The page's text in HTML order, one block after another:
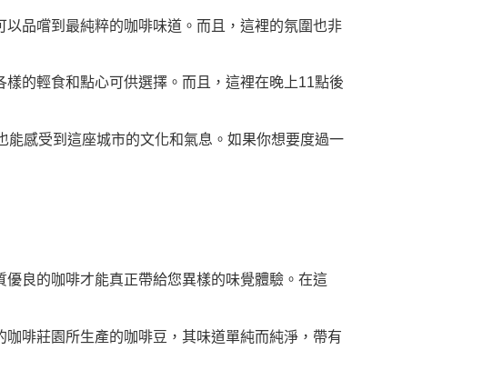
品嚐到最純粹的咖啡味道。而且，這裡的氛圍也非
的輕食和點心可供選擇。而且，這裡在晚上11點後
感受到這座城市的文化和氣息。如果你想要度過一
良的咖啡才能真正帶給您異樣的味覺體驗。在這
啡莊園所生產的咖啡豆，其味道單純而純淨，帶有